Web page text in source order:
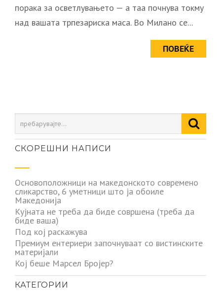
порака за осветлувањето — а таа почнува токму
над вашата трпезариска маса. Во Милано се...
ПОВЕЌЕ
СКОРЕШНИ НАПИСИ
Основоположници на македонското современо
сликарство, 6 уметници што ја обоиле
Македонија
Кујната не треба да биде совршена (треба да
биде ваша)
Под кој раскажува
Премиум ентериери започнуваат со вистинските
материјали
Кој беше Марсел Бројер?
КАТЕГОРИИ